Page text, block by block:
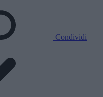
Condividi